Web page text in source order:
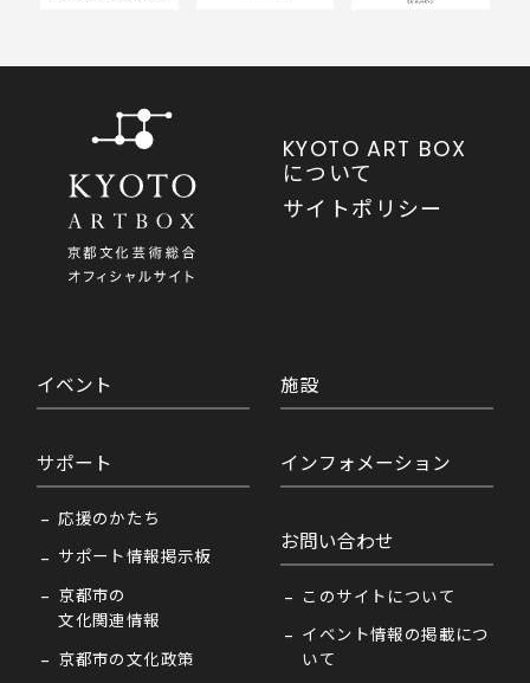
KYOTO ART BOX
について
サイトポリシー
イベント
サポート
応援のかたち
サポート情報掲示板
京都市の
文化関連情報
京都市の文化政策
施設
インフォメーション
お問い合わせ
このサイトについて
イベント情報の掲載につ
いて